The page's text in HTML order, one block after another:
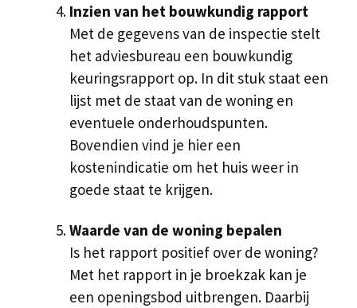
Inzien van het bouwkundig rapport
Met de gegevens van de inspectie stelt
het adviesbureau een bouwkundig
keuringsrapport op. In dit stuk staat een
lijst met de staat van de woning en
eventuele onderhoudspunten.
Bovendien vind je hier een
kostenindicatie om het huis weer in
goede staat te krijgen.
Waarde van de woning bepalen
Is het rapport positief over de woning?
Met het rapport in je broekzak kan je
een openingsbod uitbrengen. Daarbij